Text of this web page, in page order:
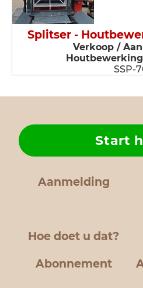
Splitser -
Verkoop /
SSP-
Aanmelding
Hoe doet u dat?
Start
Abonnement